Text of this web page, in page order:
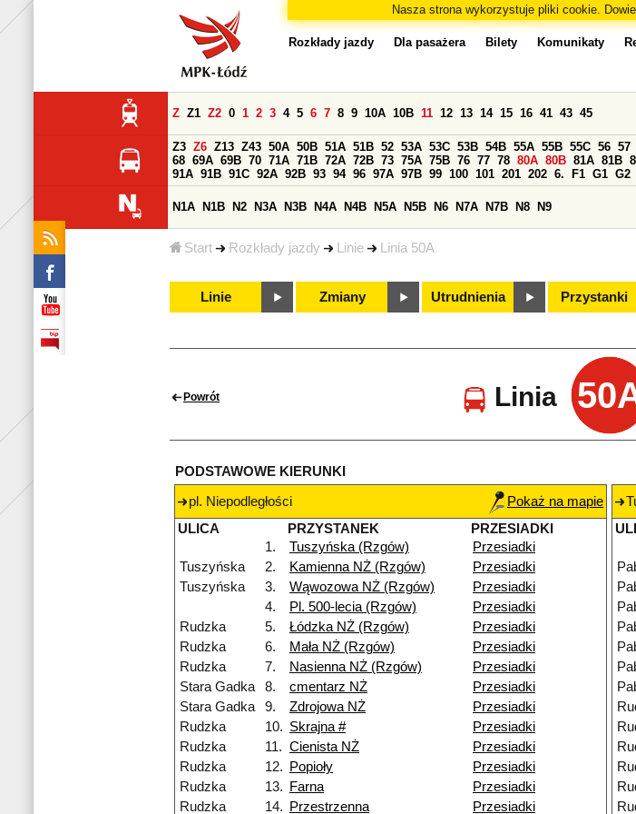
Nasza strona wykorzystuje pliki cookie.
Start Rozkłady jazdy Linie Linia 50A
Rozkłady jazdy Dla pasażera Bilety Komunikaty
Z Z1 Z2 0 1 2 3 4 5 6 7 8 9 10A 10B 11 12 13 14 15 16 41 43 45
Z3 Z6 Z13 Z43 50A 50B 51A 51B 52 53A 53C 53B 54B 55A 55B 55C 56 57
68 69A 69B 70 71A 71B 72A 72B 73 75A 75B 76 77 78 80A 80B 81A 81B
91A 91B 91C 92A 92B 93 94 96 97A 97B 99 100 101 201 202 6. F1 G1 G2
N1A N1B N2 N3A N3B N4A N4B N5A N5B N6 N7A N7B N8 N9
Linie Zmiany Utrudnienia Przystanki
Powrót Linia
PODSTAWOWE KIERUNKI
pl. Niepodległości
Pokaż na mapie
ULICA
PRZYSTANEK
PRZESIADKI
1.
Tuszyńska (Rzgów)
Przesiadki
Tuszyńska
2. Kamienna NŻ (Rzgów)
Przesiadki
Tuszyńska
3. Wąwozowa NŻ (Rzgów)
Przesiadki
4.
Pl. 500-lecia (Rzgów)
Przesiadki
Rudzka
5. Łódzka NŻ (Rzgów)
Przesiadki
Rudzka
6. Mała NŻ (Rzgów)
Przesiadki
Rudzka
7. Nasienna NŻ (Rzgów)
Przesiadki
Stara Gadka
8. cmentarz NŻ
Przesiadki
Stara Gadka
9. Zdrojowa NŻ
Przesiadki
Rudzka
10. Skrajna #
Przesiadki
Rudzka
11. Cienista NŻ
Przesiadki
Rudzka
12. Popioły
Przesiadki
Rudzka
13. Farna
Przesiadki
Rudzka
14. Przestrzenna Przesiadki